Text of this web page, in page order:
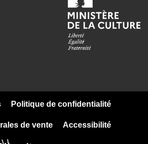
Politique de confidentialité
de vente Accessibilité